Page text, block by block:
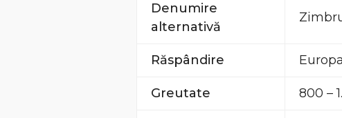
Denumire
alternativă
Răspândire
Greutate 800 –